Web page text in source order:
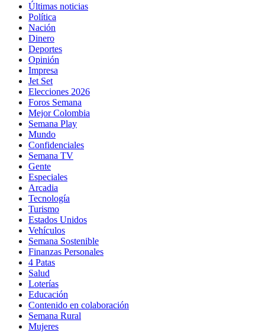
Últimas noticias
Política
Nación
Dinero
Deportes
Opinión
Impresa
Jet Set
Elecciones 2026
Foros Semana
Mejor Colombia
Semana Play
Mundo
Confidenciales
Semana TV
Gente
Especiales
Arcadia
Tecnología
Turismo
Estados Unidos
Vehículos
Semana Sostenible
Finanzas Personales
4 Patas
Salud
Loterías
Educación
Contenido en colaboración
Semana Rural
Mujeres